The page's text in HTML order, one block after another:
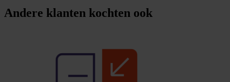
Andere klanten kochten ook